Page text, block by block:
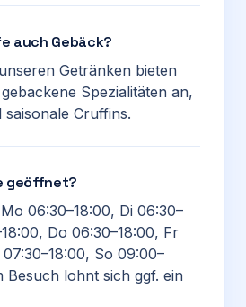
auch Gebäck?
Getränken bieten
Spezialitäten an,
saisonale Cruffins.
geöffnet?
06:30–18:00, Di 06:30–
Do 06:30–18:00, Fr
So 09:00–
Besuch lohnt sich ggf. ein